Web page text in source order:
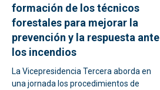
formación de los técnicos
forestales para mejorar la
prevención y la respuesta ante
los incendios
La Vicepresidencia Tercera aborda en
una jornada los procedimientos de